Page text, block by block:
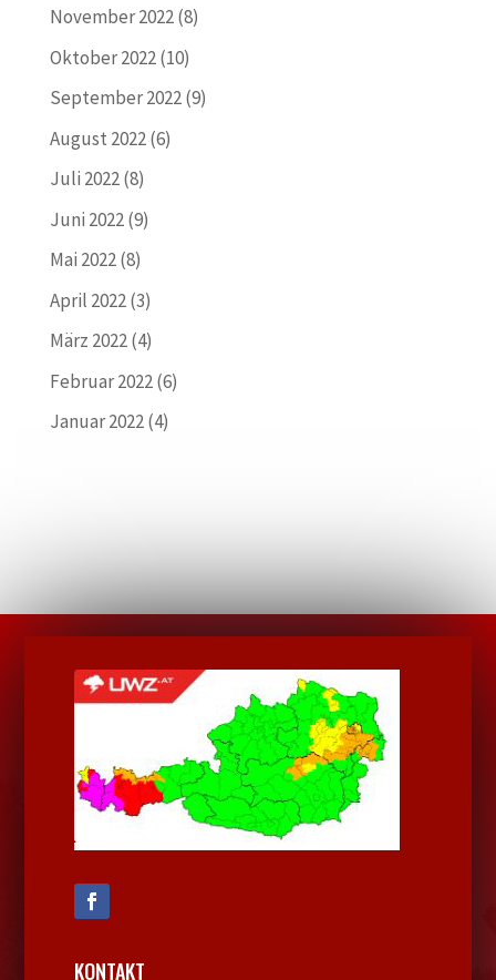
November 2022(8)
Oktober 2022(10)
September 2022(9)
August 2022(6)
Juli 2022(8)
Juni 2022(9)
Mai 2022(8)
April 2022(3)
März 2022(4)
Februar 2022(6)
Januar 2022(4)
KONTAKT